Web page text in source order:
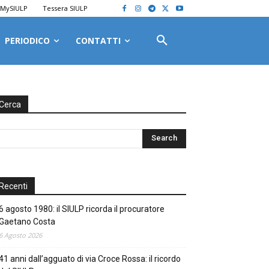
MySIULP Tessera SIULP
PERIODICO CONTATTI
agosto 1980: il SIULP ricorda il procuratore
Costa
Agosto 2026
anni dall’agguato di via Croce Rossa: il ricordo